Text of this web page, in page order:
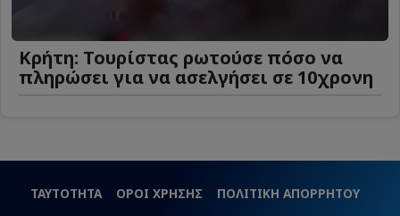
Κρήτη: Τουρίστας ρωτούσε πόσο να
πληρώσει για να ασελγήσει σε 10χρονη
ΤΑΥΤΟΤΗΤΑ ΟΡΟΙ ΧΡΗΣΗΣ ΠΟΛΙΤΙΚΗ ΑΠΟΡΡΗΤΟΥ